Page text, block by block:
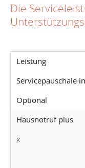
Die
Leistung
Servicepauschale
Optional
Hausnotruf plus
x